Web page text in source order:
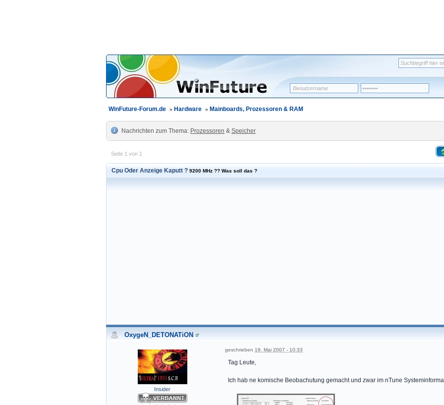
WinFuture-Forum.de » Hardware » Mainboards, Prozessoren & RAM
Nachrichten zum Thema: Prozessoren & Speicher
Seite 1 von 1
Cpu Oder Anzeige Kaputt ? 9200 MHz ?? Was soll das ?
OxygeN_DETONATiON
Insider
geschrieben 19. Mai 2007 - 10:33
Tag Leute,
Ich hab ne komische Beobachutung gemacht und zwar im nTune